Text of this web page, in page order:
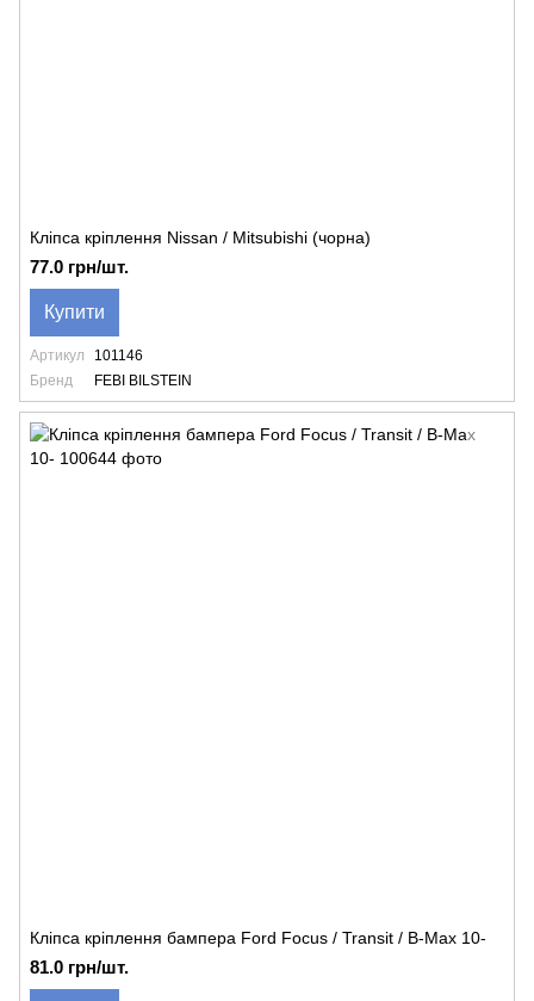
Кліпса кріплення Nissan / Mitsubishi (чорна)
77.0 грн/шт.
Купити
Артикул
101146
Бренд
FEBI BILSTEIN
Кліпса кріплення бампера Ford Focus / Transit / B-Max 10-
81.0 грн/шт.